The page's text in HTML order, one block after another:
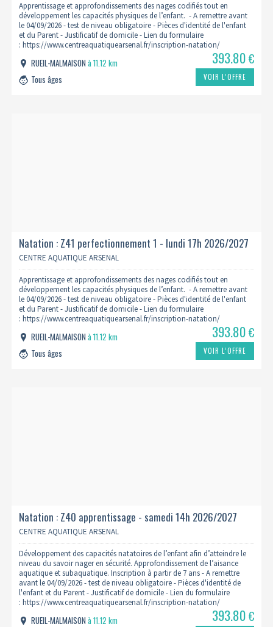
Apprentissage et approfondissements des nages codifiés tout en
développement les capacités physiques de l’enfant. - A remettre avant
le 04/09/2026 - test de niveau obligatoire - Pièces d'identité de l'enfant
et du Parent - Justificatif de domicile - Lien du formulaire
: https://www.centreaquatiquearsenal.fr/inscription-natation/
RUEIL-MALMAISONà 11.12 km
Tous âges
393.80€
VOIR L’OFFRE
Natation : Z41 perfectionnement 1 - lundi 17h 2026/2027
CENTRE AQUATIQUE ARSENAL
Apprentissage et approfondissements des nages codifiés tout en
développement les capacités physiques de l’enfant. - A remettre avant
le 04/09/2026 - test de niveau obligatoire - Pièces d'identité de l'enfant
et du Parent - Justificatif de domicile - Lien du formulaire
: https://www.centreaquatiquearsenal.fr/inscription-natation/
RUEIL-MALMAISONà 11.12 km
Tous âges
393.80€
VOIR L’OFFRE
Natation : Z40 apprentissage - samedi 14h 2026/2027
CENTRE AQUATIQUE ARSENAL
Développement des capacités natatoires de l’enfant afin d’atteindre le
niveau du savoir nager en sécurité. Approfondissement de l’aisance
aquatique et subaquatique. Inscription à partir de 7 ans - A remettre
avant le 04/09/2026 - test de niveau obligatoire - Pièces d'identité de
l'enfant et du Parent - Justificatif de domicile - Lien du formulaire
: https://www.centreaquatiquearsenal.fr/inscription-natation/
RUEIL-MALMAISONà 11.12 km
393.80€